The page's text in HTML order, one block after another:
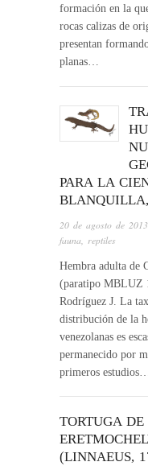
formación en la
rocas calizas de
presentan
planas…
PARA LA
20 de agosto de 2013
fauna
reptiles
Hembra adulta de
(paratipo MBLUZ
Rodríguez J. La
distribución de la
venezolanas es
permanecido por
primeros estudios…
TORTUGA DE
(LINNAEUS,